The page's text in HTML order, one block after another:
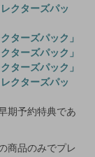
クターズパッ
ターズパック」
ターズパック」
ターズパック」
クターズパッ
期予約特典であ
商品のみでプレ